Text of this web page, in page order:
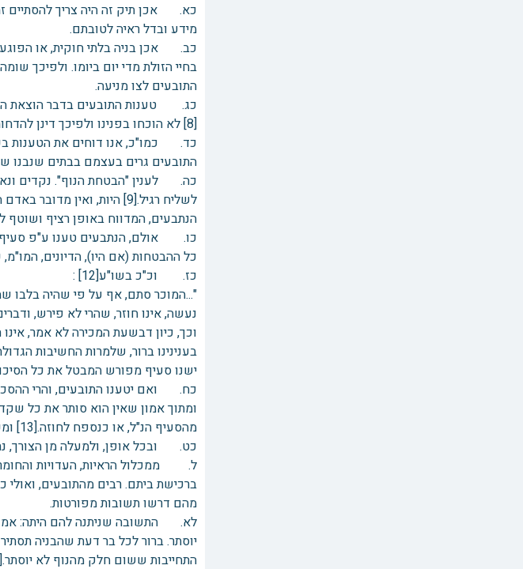
כא. אכן תיק זה היה צריך להסתיים
מידע ובדל ראיה לטובתם.
כב. אכן בניה בלתי חוקית, או
בחיי הזולת מדי יום ביומו. ולפיכך
התובעים לצו מניעה.
כג. טענות התובעים בדבר הוצאת
[8] לא הוכחו בפנינו ולפיכך דינן להדחות.
כד. כמו"כ, אנו דוחים את הטענות
התובעים גרים בעצמם בבתים שנבנו
כה. לענין "הבטחת הנוף". נקדים
לשליח רגיל.[9] היות, ואין
הנתבעים, המדווח באופן רציף ושוטף
כל ההבטחות (אם היו), הדיונים,
כז. וכ"כ בשו"ע[12] :
"...המוכר סתם, אף על פי שהיה בלבו
נעשה, אינו חוזר, שהרי לא פירש,
וכך, כיון דבשעת המכירה לא אמר,
בענינינו ברור, שלמרות החשיבות
ישנו סעיף מפורש המבטל את כל
כח. ואם יטענו התובעים, והרי
ומתוך אמון שאין הוא סותר את כל
מהסעיף הנ"ל, או כנספח לחוזה.[13] ומשלא עשו כן – הסכימו להשאיר ענין זה מחוץ לחוזה שביניהם.
כט. ובכל אופן, ולמעלה מן הצורך,
ל. ממכלול הראיות, העדויות והחומר
ברכישת ביתם. רבים מהתובעים,
מהם דרשו תשובות מפורטות.
יוסתר. ברור לכל בר דעת שהבניה